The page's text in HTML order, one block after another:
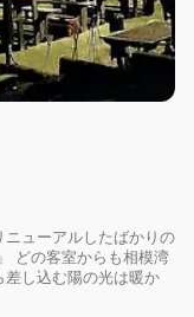
ューアルしたばかりの
どの客室からも相模湾
し込む陽の光は暖か